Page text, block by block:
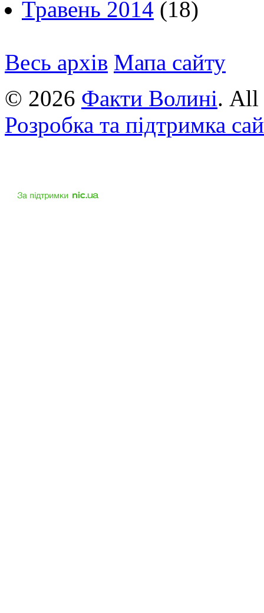
Травень 2014 (18)
Весь архів Мапа сайту
© 2026 Факти Волині. All
Розробка та підтримка